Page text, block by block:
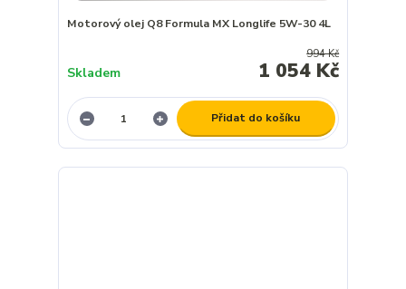
Motorový olej Q8 Formula MX Longlife 5W-30 4L
994 Kč
1 054 Kč
Skladem
Přidat do košíku